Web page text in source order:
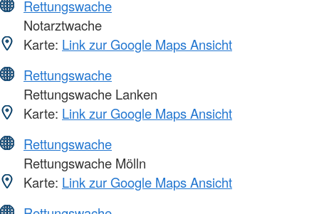
Rettungswache
Notarztwache
Karte: Link zur Google Maps Ansicht
Rettungswache
Rettungswache Lanken
Karte: Link zur Google Maps Ansicht
Rettungswache
Rettungswache Mölln
Karte: Link zur Google Maps Ansicht